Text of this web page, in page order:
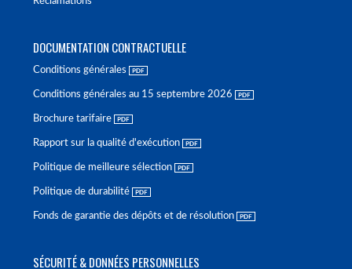
DOCUMENTATION CONTRACTUELLE
Conditions générales
Conditions générales au 15 septembre 2026
Brochure tarifaire
Rapport sur la qualité d'exécution
Politique de meilleure sélection
Politique de durabilité
Fonds de garantie des dépôts et de résolution
SÉCURITÉ & DONNÉES PERSONNELLES